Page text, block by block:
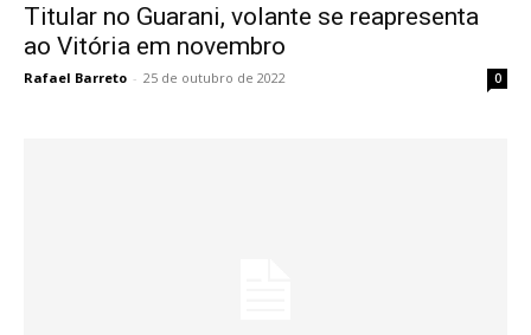
Titular no Guarani, volante se reapresenta
ao Vitória em novembro
Rafael Barreto - 25 de outubro de 2022 0